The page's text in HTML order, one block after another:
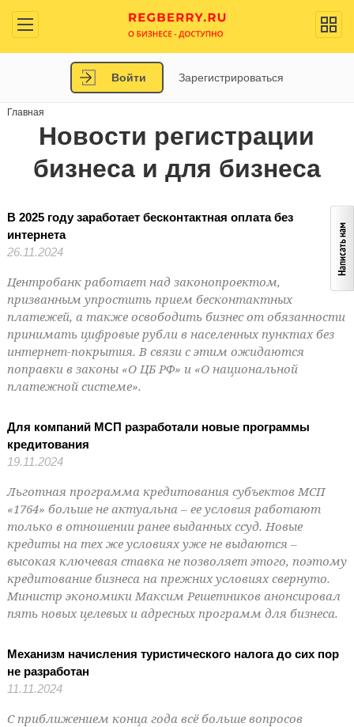
Войти Зарегистрироваться
Главная
Новости регистрации
бизнеса и для бизнеса
В 2025 году заработает бесконтактная оплата без
интернета
26.11.2024
Центробанк работает над законопроектом,
призванным упростить прием бесконтактных
платежей, а также освободить бизнес от обязанности
принимать цифровые рубли в населенных пунктах без
интернет-покрытия. В связи с этим ожидаются
поправки в законы «О ЦБ РФ» и «О национальной
платежной системе».
Для компаний МСП разработали новые программы
кредитования
19.11.2024
Льготная программа кредитования субъектов МСП
«1764» больше не актуальна – ее условия работают
только в отношении ранее выданных ссуд. Новые
кредиты на тех же условиях уже не выдаются –
высокая ключевая ставка не позволяет этого, поэтому
кредитование бизнеса на прежних условиях свернуто.
Министр экономики Максим Решетников анонсировал
пять новых целевых и адресных программ для бизнеса.
Механизм начисления туристического налога до сих пор
не разработан
11.11.2024
С приближением конца года всё больше вопросов